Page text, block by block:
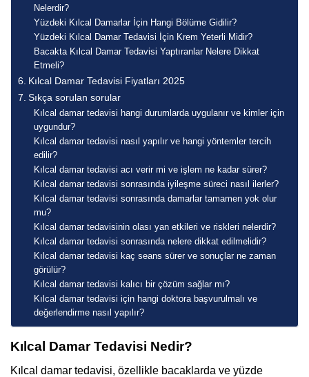
Nelerdir?
Yüzdeki Kılcal Damarlar İçin Hangi Bölüme Gidilir?
Yüzdeki Kılcal Damar Tedavisi İçin Krem Yeterli Midir?
Bacakta Kılcal Damar Tedavisi Yaptıranlar Nelere Dikkat
Etmeli?
Kılcal Damar Tedavisi Fiyatları 2025
Sıkça sorulan sorular
Kılcal damar tedavisi hangi durumlarda uygulanır ve kimler için
uygundur?
Kılcal damar tedavisi nasıl yapılır ve hangi yöntemler tercih
edilir?
Kılcal damar tedavisi acı verir mi ve işlem ne kadar sürer?
Kılcal damar tedavisi sonrasında iyileşme süreci nasıl ilerler?
Kılcal damar tedavisi sonrasında damarlar tamamen yok olur
mu?
Kılcal damar tedavisinin olası yan etkileri ve riskleri nelerdir?
Kılcal damar tedavisi sonrasında nelere dikkat edilmelidir?
Kılcal damar tedavisi kaç seans sürer ve sonuçlar ne zaman
görülür?
Kılcal damar tedavisi kalıcı bir çözüm sağlar mı?
Kılcal damar tedavisi için hangi doktora başvurulmalı ve
değerlendirme nasıl yapılır?
Kılcal Damar Tedavisi Nedir?
Kılcal damar tedavisi, özellikle bacaklarda ve yüzde